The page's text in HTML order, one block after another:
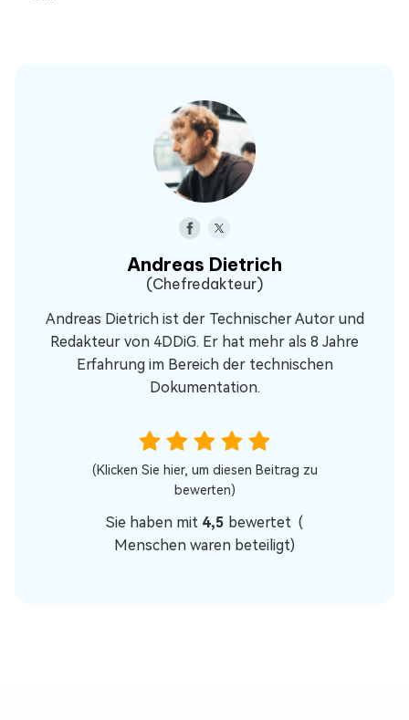
Andreas Dietrich
(Chefredakteur)
Andreas Dietrich ist der Technischer Autor und
Redakteur von 4DDiG. Er hat mehr als 8 Jahre
Erfahrung im Bereich der technischen
Dokumentation.
(Klicken Sie hier, um diesen Beitrag zu
bewerten)
Sie haben mit 4,5 bewertet (
Menschen waren beteiligt)